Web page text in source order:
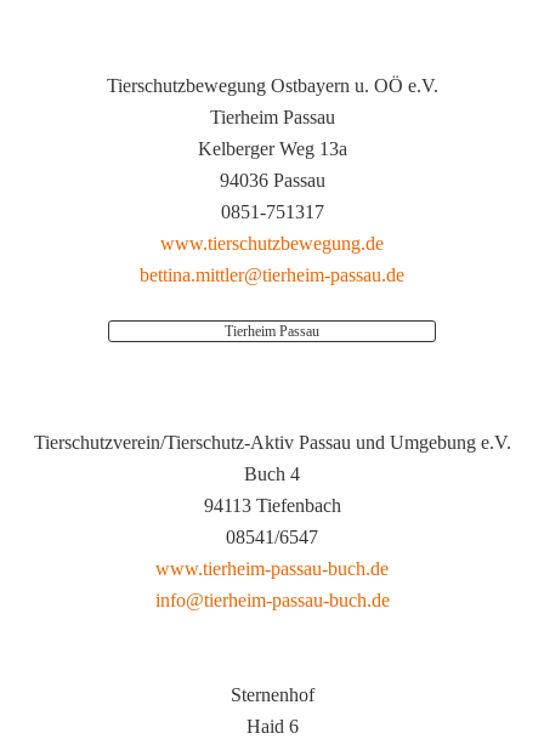
Tierschutzbewegung Ostbayern u. OÖ e.V.
Tierheim Passau
Kelberger Weg 13a
94036 Passau
0851-751317
www.tierschutzbewegung.de
bettina.mittler@tierheim-passau.de
Tierheim Passau
Tierschutzverein/Tierschutz-Aktiv Passau und Umgebung e.V.
Buch 4
94113 Tiefenbach
08541/6547
www.tierheim-passau-buch.de
info@tierheim-passau-buch.de
Sternenhof
Haid 6